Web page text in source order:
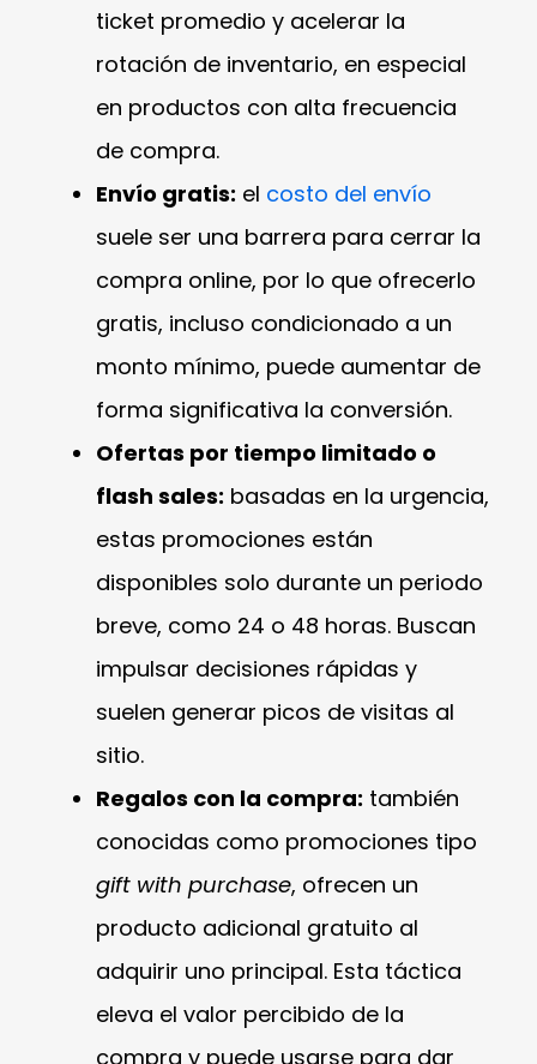
ticket promedio y acelerar la
rotación de inventario, en especial
en productos con alta frecuencia
de compra.
Envío gratis: el costo del envío
suele ser una barrera para cerrar la
compra online, por lo que ofrecerlo
gratis, incluso condicionado a un
monto mínimo, puede aumentar de
forma significativa la conversión.
Ofertas por tiempo limitado o
flash sales: basadas en la urgencia,
estas promociones están
disponibles solo durante un periodo
breve, como 24 o 48 horas. Buscan
impulsar decisiones rápidas y
suelen generar picos de visitas al
sitio.
Regalos con la compra: también
conocidas como promociones tipo
gift with purchase, ofrecen un
producto adicional gratuito al
adquirir uno principal. Esta táctica
eleva el valor percibido de la
compra y puede usarse para dar